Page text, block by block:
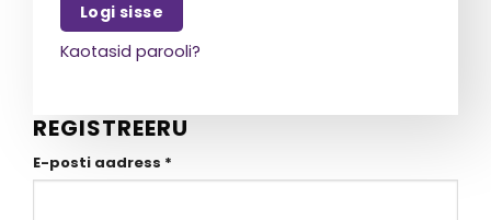
Logi sisse
Kaotasid parooli?
REGISTREERU
E-posti aadress *